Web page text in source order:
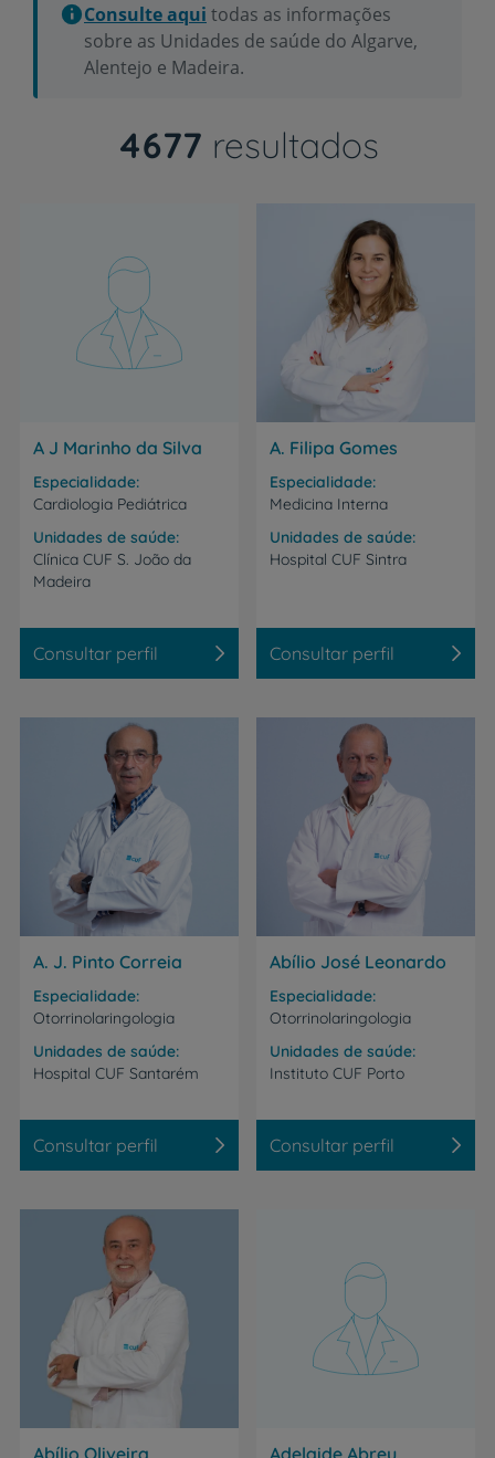
Consulte aqui todas as informações
sobre as Unidades de saúde do Algarve,
Alentejo e Madeira.
4677 resultados
A J Marinho da Silva
Especialidade
Cardiologia Pediátrica
Unidades de saúde
Clínica CUF S. João da
Madeira
Consultar perfil
A. Filipa Gomes
Especialidade
Medicina Interna
Unidades de saúde
Hospital CUF Sintra
Consultar perfil
A. J. Pinto Correia
Especialidade
Otorrinolaringologia
Unidades de saúde
Hospital CUF Santarém
Consultar perfil
Abílio José Leonardo
Especialidade
Otorrinolaringologia
Unidades de saúde
Instituto CUF Porto
Consultar perfil
Abílio Oliveira Adelaide Abreu